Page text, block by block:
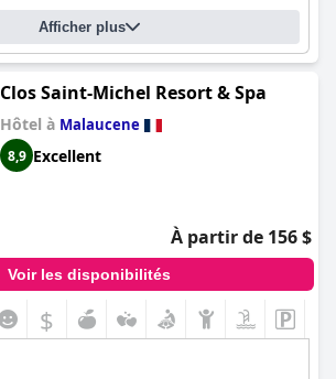
Afficher plus
Clos Saint-Michel Resort & Spa
Hôtel à Malaucene
8,9 Excellent
À partir de 156 $
Voir les disponibilités
$